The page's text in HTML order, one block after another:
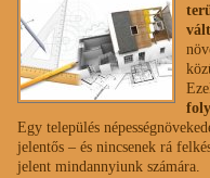
Egy település
jelentős – és nincsenek rá
jelent mindannyiunk számára.